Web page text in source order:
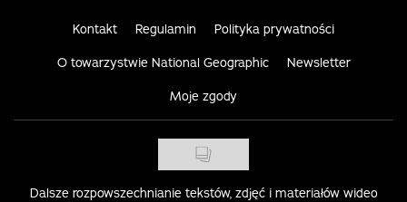
Kontakt Regulamin Polityka prywatności
O towarzystwie National Geographic Newsletter
Moje zgody
Dalsze rozpowszechnianie tekstów, zdjęć i materiałów wideo